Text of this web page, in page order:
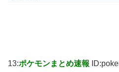
13:ポケモンまとめ速報